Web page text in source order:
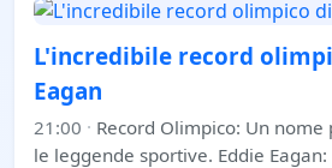
L'incredibile record
Eagan
21:00 · Record Olimpico: Un
le leggende sportive. Eddie